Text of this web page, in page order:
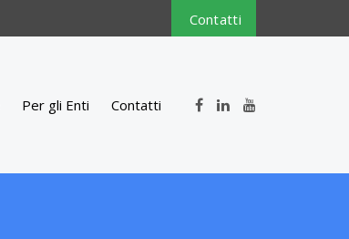
Contatti
Per gli Enti Contatti